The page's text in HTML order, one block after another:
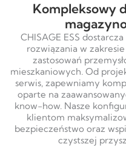
Kompleksowy
CHISAGE ESS
rozwiązania w
zastosowań
mieszkaniowych. Od
serwis, zapewniamy
oparte na
know-how. Nasze
klientom
bezpieczeństwo oraz
czystszej